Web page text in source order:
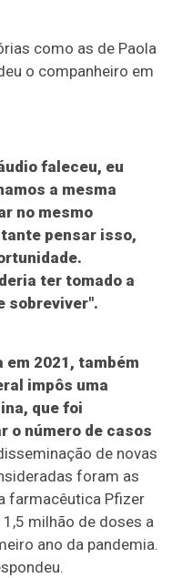
como as de Paola
o companheiro em
faleceu, eu
a mesma
no mesmo
pensar isso,
ter tomado a
sobreviver".
em 2021, também
impôs uma
que foi
o número de casos
de novas
foram as
farmacêutica Pfizer
milhão de doses a
ano da pandemia.